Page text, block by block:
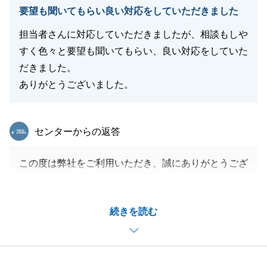
要望も聞いてもらい良い対応をしていただきました
担当者さんに対応していただきましたが、相談もしや
すく色々と要望も聞いてもらい、良い対応をしていた
だきました。
ありがとうございました。
続きを読む
東急リバブル
センターからの返答
この度は弊社をご利用いただき、誠にありがとうござ
F様にとって良い物件を一緒にお探しできたこと大変
今後も何かございましたらお気軽にご連絡くださいま